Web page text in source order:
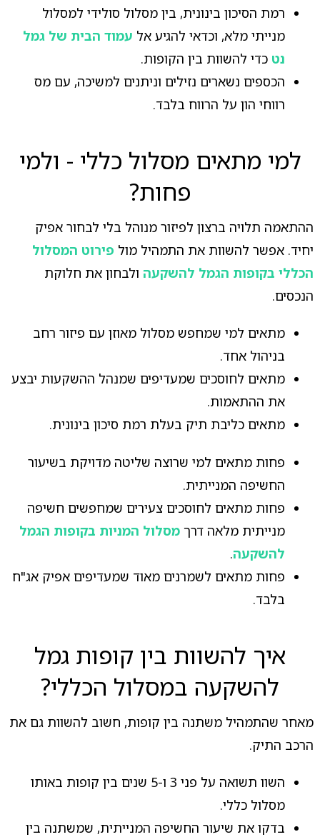
רמת הסיכון בינונית, בין מסלול סולידי למסלול
מנייתי מלא, וכדאי להגיע אל עמוד הבית של גמל
נט כדי להשוות בין הקופות.
הכספים נשארים נזילים וניתנים למשיכה, עם מס
רווחי הון על הרווח בלבד.
למי מתאים מסלול כללי - ולמי
פחות?
ההתאמה תלויה ברצון לפיזור מנוהל בלי לבחור אפיק
יחיד. אפשר להשוות את התמהיל מול פירוט המסלול
הכללי בקופות הגמל להשקעהולבחון את חלוקת
הנכסים.
מתאים למי שמחפש מסלול מאוזן עם פיזור רחב
בניהול אחד.
מתאים לחוסכים שמעדיפים שמנהל ההשקעות יבצע
את ההתאמות.
מתאים כליבת תיק בעלת רמת סיכון בינונית.
פחות מתאים למי שרוצה שליטה מדויקת בשיעור
החשיפה המנייתית.
פחות מתאים לחוסכים צעירים שמחפשים חשיפה
מנייתית מלאה דרך מסלול המניות בקופות הגמל
להשקעה.
פחות מתאים לשמרנים מאוד שמעדיפים אפיק אג"ח
בלבד.
איך להשוות בין קופות גמל
להשקעה במסלול הכללי?
מאחר שהתמהיל משתנה בין קופות, חשוב להשוות גם את
הרכב התיק.
השוו תשואה על פני 3 ו-5 שנים בין קופות באותו
מסלול כללי.
בדקו את שיעור החשיפה המנייתית, שמשתנה בין